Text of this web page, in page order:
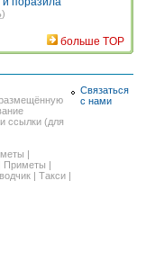
)
больше TOP
размещённую
ссылки (для
Приметы
Такси
Связаться
с нами